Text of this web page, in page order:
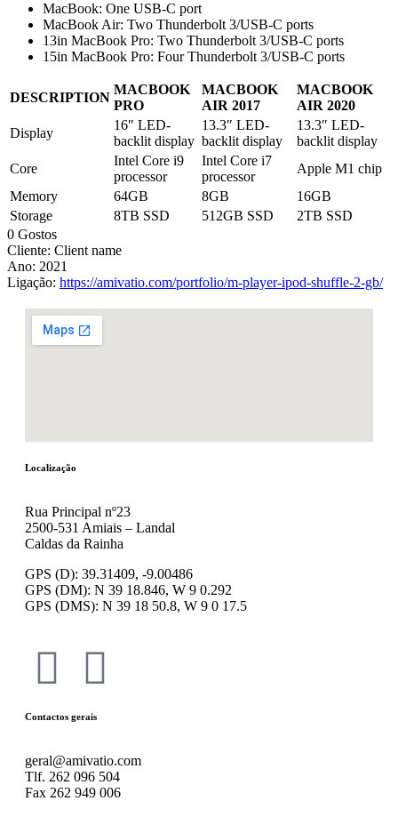
MacBook: One USB-C port
MacBook Air: Two Thunderbolt 3/USB-C ports
13in MacBook Pro: Two Thunderbolt 3/USB-C ports
15in MacBook Pro: Four Thunderbolt 3/USB-C ports
DESCRIPTION
MACBOOK
PRO
MACBOOK
AIR 2017
MACBOOK
AIR 2020
Display
16″ LED-
backlit display
13.3″ LED-
backlit display
13.3″ LED-
backlit display
Core
Intel Core i9
processor
Intel Core i7
processor
Apple M1 chip
Memory
64GB 8GB
16GB
Storage
8TB SSD 512GB SSD
2TB SSD
0 Gostos
Cliente: Client name
Ano: 2021
Ligação: https://amivatio.com/portfolio/m-player-ipod-shuffle-2-gb/
Localização
Rua Principal nº23
2500-531 Amiais – Landal
Caldas da Rainha
GPS (D): 39.31409, -9.00486
GPS (DM): N 39 18.846, W 9 0.292
GPS (DMS): N 39 18 50.8, W 9 0 17.5
Contactos gerais
geral@amivatio.com
Tlf. 262 096 504
Fax 262 949 006